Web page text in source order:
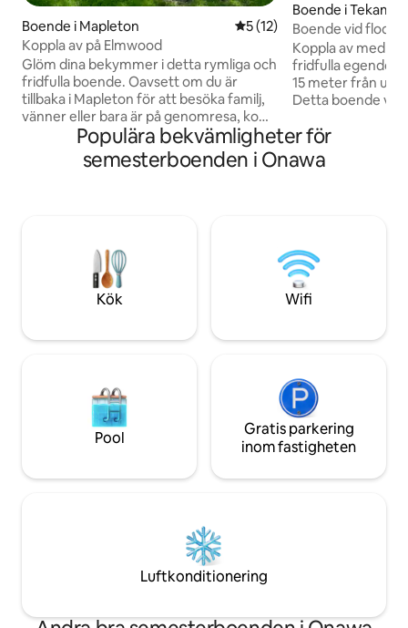
Boende i Mapleton 5 av 5 i genomsnittligt
5 (12)
Koppla av på Elmwood
Glöm dina bekymmer i detta rymliga och
fridfulla boende. Oavsett om du är
tillbaka i Mapleton för att besöka familj,
vänner eller bara är på genomresa, kom
och bo hos oss på Elmwood.
Avkopplande, rymligt, lugnt, rent och
har alla grundläggande bekvämligheter
Om de lediga datum du behöver inte är
tillgängliga, vänligen skicka ett
meddelande till oss för att diskutera
Boende i Tekamah
Boende vid
at 673
Koppla av med
fridfulla egendom
15 meter från
Detta boende
tjejresa, en helg
familjesemester.
utrustade kök
av september
slutet av dagen.
Populära bekvämligheter för
semesterboenden i Onawa
Kök Wifi
Pool
Gratis parkering
inom fastigheten
Luftkonditionering